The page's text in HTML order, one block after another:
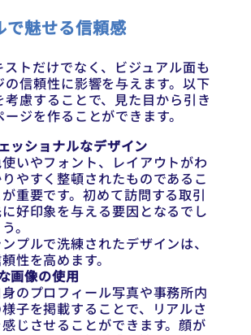
で魅せる信頼感
トだけでなく、ビジュアル面も
の信頼性に影響を与えます。以下
考慮することで、見た目から引き
ジを作ることができます。
ッショナルなデザイン
いやフォント、レイアウトがわ
やすく整頓されたものであるこ
が重要です。初めて訪問する取引
好印象を与える要因となるでし
。
プルで洗練されたデザインは、
性を高めます。
画像の使用
身のプロフィール写真や事務所内
子を掲載することで、リアルさ
じさせることができます。顔が